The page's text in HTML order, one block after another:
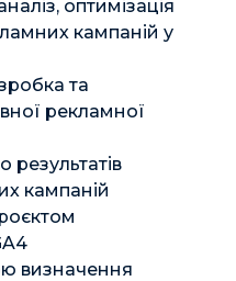
оптимізація
кампаній у
та
рекламної
результатів
кампаній
визначення